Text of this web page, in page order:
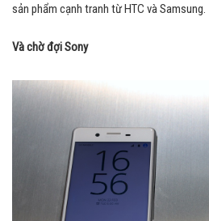
sản phẩm cạnh tranh từ HTC và Samsung.
Và chờ đợi Sony